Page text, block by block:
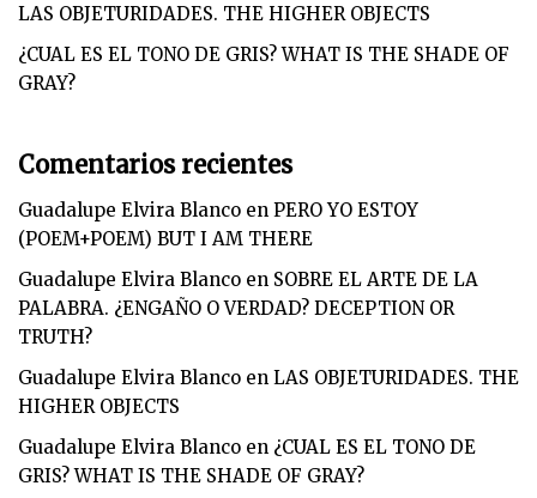
LAS OBJETURIDADES. THE HIGHER OBJECTS
¿CUAL ES EL TONO DE GRIS? WHAT IS THE SHADE OF
GRAY?
Comentarios recientes
Guadalupe Elvira Blanco en PERO YO ESTOY
(POEM+POEM) BUT I AM THERE
Guadalupe Elvira Blanco en SOBRE EL ARTE DE LA
PALABRA. ¿ENGAÑO O VERDAD? DECEPTION OR
TRUTH?
Guadalupe Elvira Blanco en LAS OBJETURIDADES. THE
HIGHER OBJECTS
Guadalupe Elvira Blanco en ¿CUAL ES EL TONO DE
GRIS? WHAT IS THE SHADE OF GRAY?